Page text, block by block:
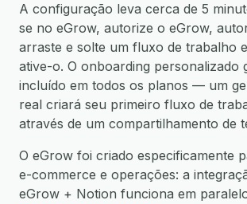
A configuração leva cerca de 5
se no eGrow, autorize o eGrow,
arraste e solte um fluxo de trabalho
ative-o. O onboarding personalizado
incluído em todos os planos — um
real criará seu primeiro fluxo de
através de um compartilhamento de
O eGrow foi criado especificamente
e-commerce e operações: a
eGrow + Notion funciona em